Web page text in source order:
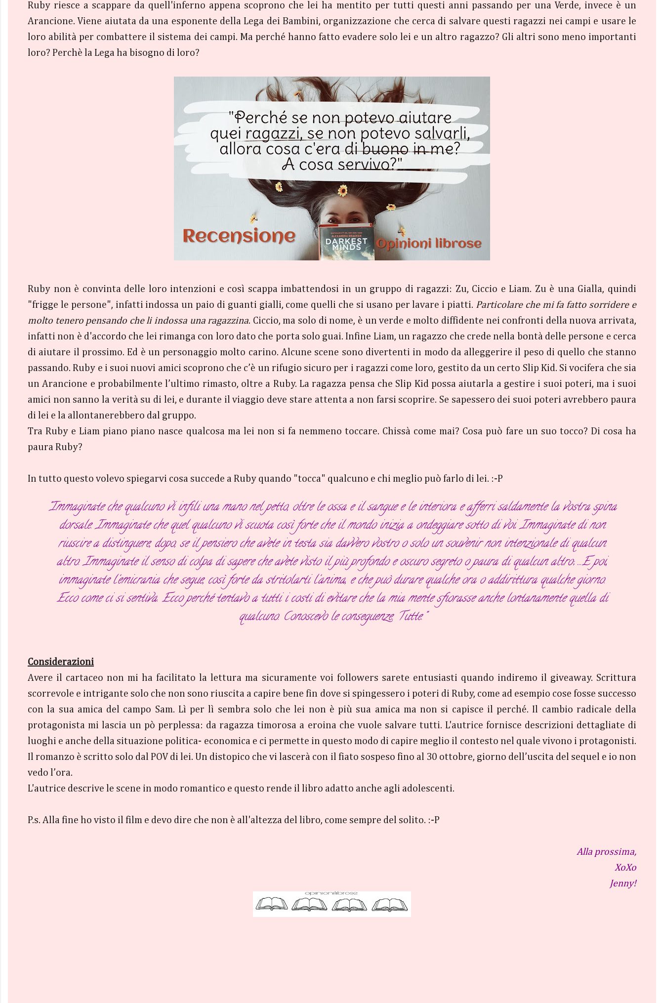
Ruby riesce a scappare da quell'inferno appena scoprono che lei ha mentito per tutti questi anni passando per una Verde, invece è un
Arancione. Viene aiutata da una esponente della Lega dei Bambini, organizzazione che cerca di salvare questi ragazzi nei campi e usare le
loro abilità per combattere il sistema dei campi. Ma perché hanno fatto evadere solo lei e un altro ragazzo? Gli altri sono meno importanti
loro? Perchè la Lega ha bisogno di loro?
Ruby non è convinta delle loro intenzioni e così scappa imbattendosi in un gruppo di ragazzi: Zu, Ciccio e Liam. Zu è una Gialla, quindi
"frigge le persone", infatti indossa un paio di guanti gialli, come quelli che si usano per lavare i piatti. Particolare che mi fa fatto sorridere e
molto tenero pensando che li indossa una ragazzina. Ciccio, ma solo di nome, è un verde e molto diffidente nei confronti della nuova arrivata,
infatti non è d'accordo che lei rimanga con loro dato che porta solo guai. Infine Liam, un ragazzo che crede nella bontà delle persone e cerca
di aiutare il prossimo. Ed è un personaggio molto carino. Alcune scene sono divertenti in modo da alleggerire il peso di quello che stanno
passando. Ruby e i suoi nuovi amici scoprono che c’è un rifugio sicuro per i ragazzi come loro, gestito da un certo Slip Kid. Si vocifera che sia
un Arancione e probabilmente l’ultimo rimasto, oltre a Ruby. La ragazza pensa che Slip Kid possa aiutarla a gestire i suoi poteri, ma i suoi
amici non sanno la verità su di lei, e durante il viaggio deve stare attenta a non farsi scoprire. Se sapessero dei suoi poteri avrebbero paura
di lei e la allontanerebbero dal gruppo.
Tra Ruby e Liam piano piano nasce qualcosa ma lei non si fa nemmeno toccare. Chissà come mai? Cosa può fare un suo tocco? Di cosa ha
paura Ruby?
In tutto questo volevo spiegarvi cosa succede a Ruby quando "tocca" qualcuno e chi meglio può farlo di lei. :-P
"Immaginate che qualcuno vi infili una mano nel petto, oltre le ossa e il sangue e le interiora e afferri saldamente la vostra spina
dorsale. Immaginate che quel qualcuno vi scuota così forte che il mondo inizia a ondeggiare sotto di voi. Immaginate di non
riuscire a distinguere, dopo, se il pensiero che avete in testa sia davvero vostro o solo un souvenir non intenzionale di qualcun
altro. Immaginate il senso di colpa di sapere che avete visto il più profondo e oscuro segreto o paura di qualcun altro; ...E poi,
immaginate l'emicrania che segue, così forte da stritolarti l'anima, e che può durare qualche ora o addirittura qualche giorno.
Ecco come ci si sentiva. Ecco perché tentavo a tutti i costi di evitare che la mia mente sfiorasse anche lontanamente quella di
qualcuno. Conoscevo le conseguenze. Tutte."
Considerazioni
Avere il cartaceo non mi ha facilitato la lettura ma sicuramente voi followers sarete entusiasti quando indiremo il giveaway. Scrittura
scorrevole e intrigante solo che non sono riuscita a capire bene fin dove si spingessero i poteri di Ruby, come ad esempio cose fosse successo
con la sua amica del campo Sam. Lì per lì sembra solo che lei non è più sua amica ma non si capisce il perché. Il cambio radicale della
protagonista mi lascia un pò perplessa: da ragazza timorosa a eroina che vuole salvare tutti. L'autrice fornisce descrizioni dettagliate di
luoghi e anche della situazione politica- economica e ci permette in questo modo di capire meglio il contesto nel quale vivono i protagonisti.
Il romanzo è scritto solo dal POV di lei. Un distopico che vi lascerà con il fiato sospeso fino al 30 ottobre, giorno dell’uscita del sequel e io non
vedo l’ora.
L'autrice descrive le scene in modo romantico e questo rende il libro adatto anche agli adolescenti.
P.s. Alla fine ho visto il film e devo dire che non è all'altezza del libro, come sempre del solito. :-P
Alla prossima,
XoXo
Jenny!